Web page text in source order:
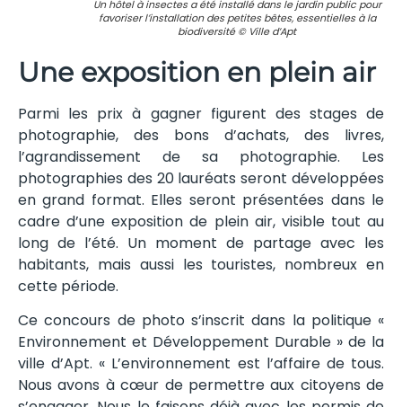
Un hôtel à insectes a été installé dans le jardin public pour
favoriser l’installation des petites bêtes, essentielles à la
biodiversité © Ville d’Apt
Une exposition en plein air
Parmi les prix à gagner figurent des stages de
photographie, des bons d’achats, des livres,
l’agrandissement de sa photographie. Les
photographies des 20 lauréats seront développées
en grand format. Elles seront présentées dans le
cadre d’une exposition de plein air, visible tout au
long de l’été. Un moment de partage avec les
habitants, mais aussi les touristes, nombreux en
cette période.
Ce concours de photo s’inscrit dans la politique «
Environnement et Développement Durable » de la
ville d’Apt. « L’environnement est l’affaire de tous.
Nous avons à cœur de permettre aux citoyens de